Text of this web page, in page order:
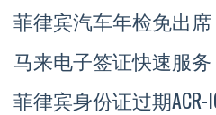
菲律宾汽车年检免出席
马来电子签证快速服务
菲律宾身份证过期ACR-